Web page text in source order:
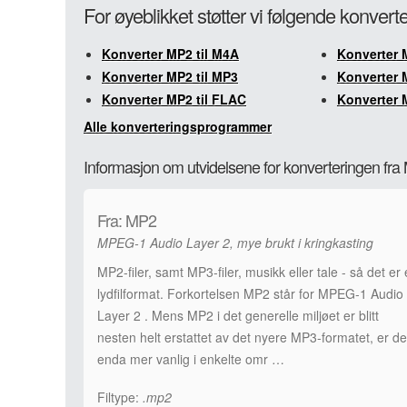
For øyeblikket støtter vi følgende
Konverter MP2 til M4A
Konverter
Konverter MP2 til MP3
Konverter
Konverter MP2 til FLAC
Konverter
Alle konverteringsprogrammer
Informasjon om utvidelsene for konverteringen fra
Fra: MP2
MPEG-1 Audio Layer 2, mye brukt i kringkasting
MP2-filer, samt MP3-filer, musikk eller tale - så det er
lydfilformat. Forkortelsen MP2 står for MPEG-1 Audio
Layer 2 . Mens MP2 i det generelle miljøet er blitt
nesten helt erstattet av det nyere MP3-formatet, er
enda mer vanlig i enkelte omr …
Filtype: .mp2